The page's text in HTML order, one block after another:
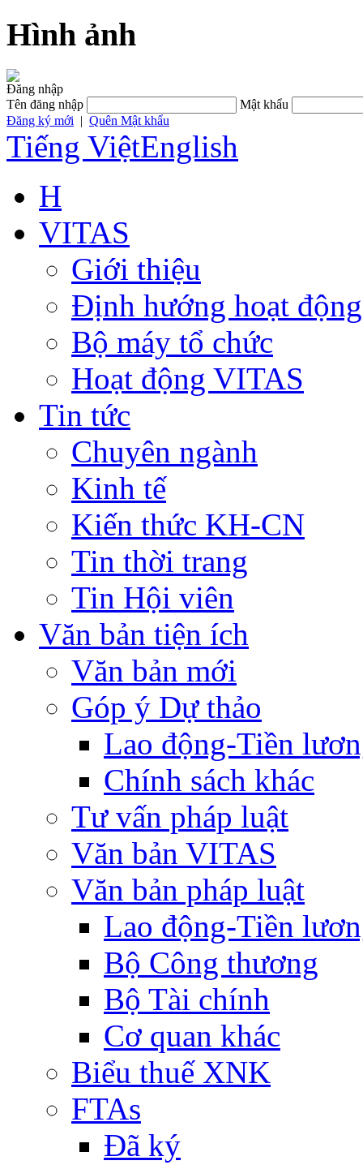
Hình ảnh
Đăng nhập
Tên đăng nhập
Mật khẩu
Đăng ký mới | Quên Mật khẩu
Tiếng ViệtEnglish
H
VITAS
Giới thiệu
Định hướng hoạt động
Bộ máy tổ chức
Hoạt động VITAS
Tin tức
Chuyên ngành
Kinh tế
Kiến thức KH-CN
Tin thời trang
Tin Hội viên
Văn bản tiện ích
Văn bản mới
Góp ý Dự thảo
Lao động-Tiền
Chính sách khác
Tư vấn pháp luật
Văn bản VITAS
Văn bản pháp luật
Lao động-Tiền
Bộ Công thương
Bộ Tài chính
Cơ quan khác
Biểu thuế XNK
FTAs
Đã ký